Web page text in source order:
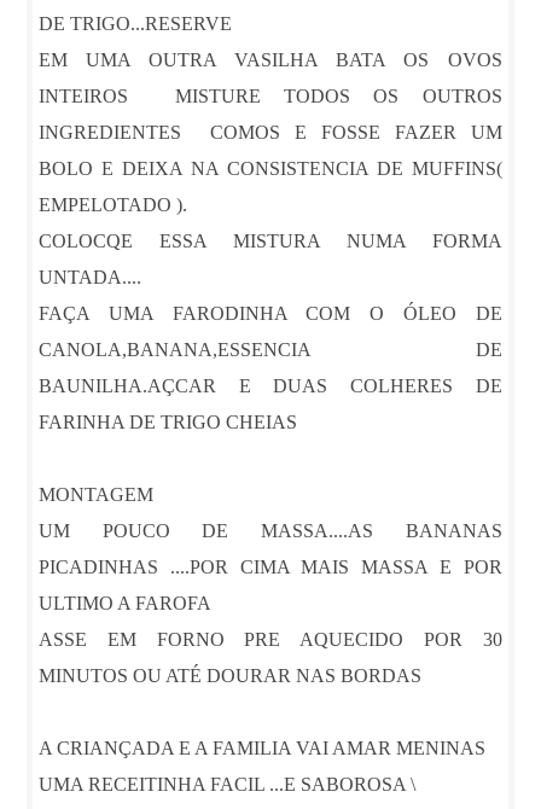
DE TRIGO...RESERVE
EM UMA OUTRA VASILHA BATA OS OVOS
INTEIROS MISTURE TODOS OS OUTROS
INGREDIENTES COMOS E FOSSE FAZER UM
BOLO E DEIXA NA CONSISTENCIA DE MUFFINS(
EMPELOTADO ).
COLOCQE ESSA MISTURA NUMA FORMA
UNTADA....
FAÇA UMA FARODINHA COM O ÓLEO DE
CANOLA,BANANA,ESSENCIA DE
BAUNILHA.AÇCAR E DUAS COLHERES DE
FARINHA DE TRIGO CHEIAS
MONTAGEM
UM POUCO DE MASSA....AS BANANAS
PICADINHAS ....POR CIMA MAIS MASSA E POR
ULTIMO A FAROFA
ASSE EM FORNO PRE AQUECIDO POR 30
MINUTOS OU ATÉ DOURAR NAS BORDAS
A CRIANÇADA E A FAMILIA VAI AMAR MENINAS
UMA RECEITINHA FACIL ...E SABOROSA \